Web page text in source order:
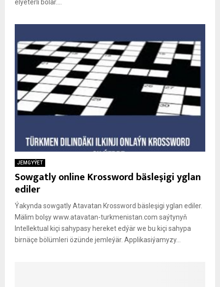
elýeterli bolar....
JEMGYÝET
Sowgatly online Krossword bäsleşigi yglan
ediler
Ýakynda sowgatly Atavatan Krossword bäsleşigi yglan ediler.
Mälim bolşy www.atavatan-turkmenistan.com saýtynyň
Intellektual kiçi sahypasy hereket edýär we bu kiçi sahypa
birnäçe bölümleri özünde jemleýär. Applikasiýamyzy...